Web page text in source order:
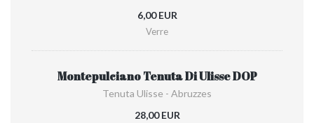
6,00 EUR
Verre
Montepulciano Tenuta Di Ulisse DOP
Tenuta Ulisse - Abruzzes
28,00 EUR